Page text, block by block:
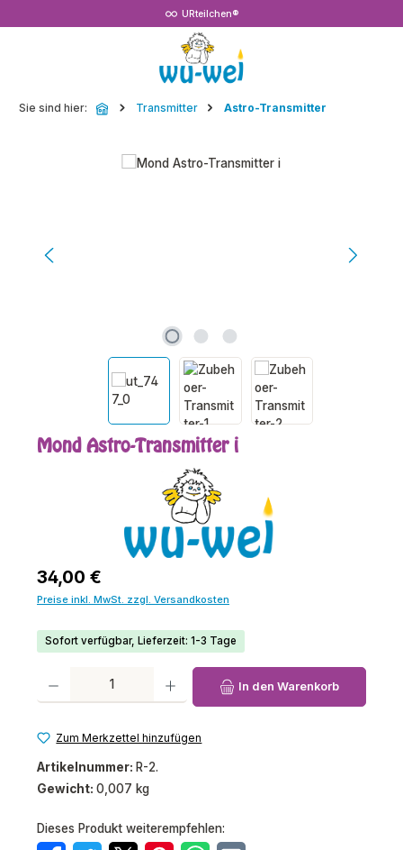
URteilchen®
Sie sind hier: Transmitter Astro-Transmitter
Bildergalerie überspringen
Mond Astro-Transmitter i
Regulärer Preis:
34,00 €
Preise inkl. MwSt. zzgl. Versandkosten
Sofort verfügbar, Lieferzeit: 1-3 Tage
Produkt Anzahl: Gib den gewünschten Wert ein oder benutze die
In den Warenkorb
Zum Merkzettel hinzufügen
Artikelnummer: R-2.
Gewicht: 0,007 kg
Dieses Produkt weiterempfehlen: